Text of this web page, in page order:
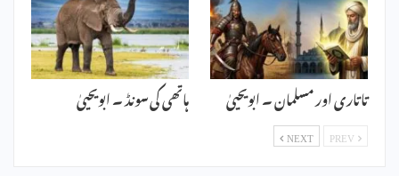
تاتاری اور مسلمان ۔ ابویحییٰ ہاتھی کی سونڈ ۔ ابویحییٰ
NEXT